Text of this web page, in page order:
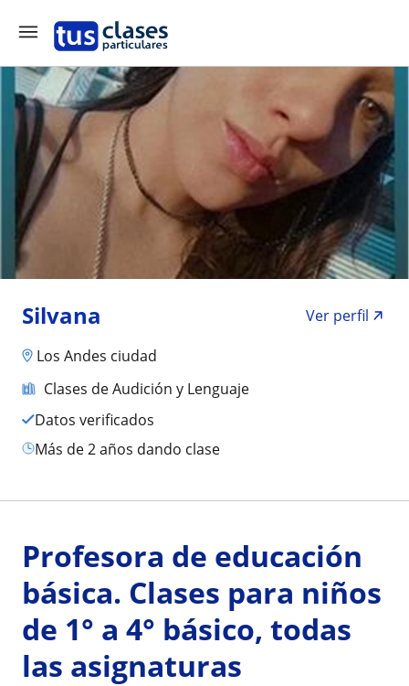
Silvana
Ver perfil
Los Andes ciudad
Clases de Audición y Lenguaje
Datos verificados
más de 2 años dando clase
Profesora de educación
básica. Clases para niños
de 1° a 4° básico, todas
las asignaturas